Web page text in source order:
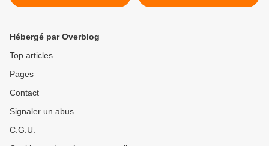
Hébergé par Overblog
Top articles
Pages
Contact
Signaler un abus
C.G.U.